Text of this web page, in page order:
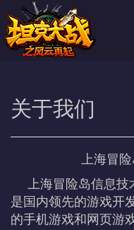
关于我们
上海冒险岛
上海冒险岛信息技
是国内领先的游戏开
的手机游戏和网页游